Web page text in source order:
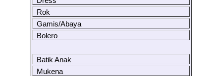
Rok
Gamis/Abaya
Bolero
Batik Anak
Mukena